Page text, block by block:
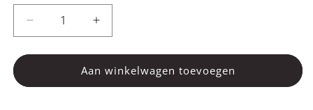
Aantal
verlagen
voor
Kettingkast
Aantal
verhogen
voor
Kettingkast
Aan winkelwagen toevoegen